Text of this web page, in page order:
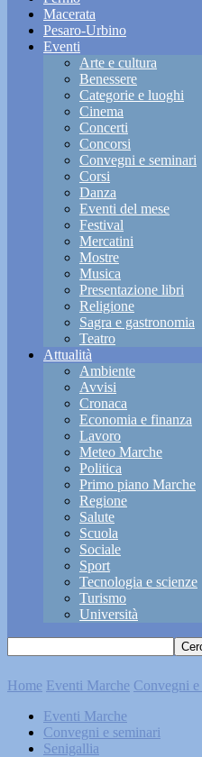
Macerata
Pesaro-Urbino
Eventi
Arte e cultura
Benessere
Categorie e luoghi
Cinema
Concerti
Concorsi
Convegni e seminari
Corsi
Danza
Eventi del mese
Festival
Mercatini
Mostre
Musica
Presentazione libri
Religione
Sagra e gastronomia
Teatro
Attualità
Ambiente
Avvisi
Cronaca
Economia e finanza
Lavoro
Meteo Marche
Politica
Primo piano Marche
Regione
Salute
Scuola
Sociale
Sport
Tecnologia e scienze
Turismo
Università
Home Eventi Marche Convegni e
Eventi Marche
Convegni e seminari
Senigallia